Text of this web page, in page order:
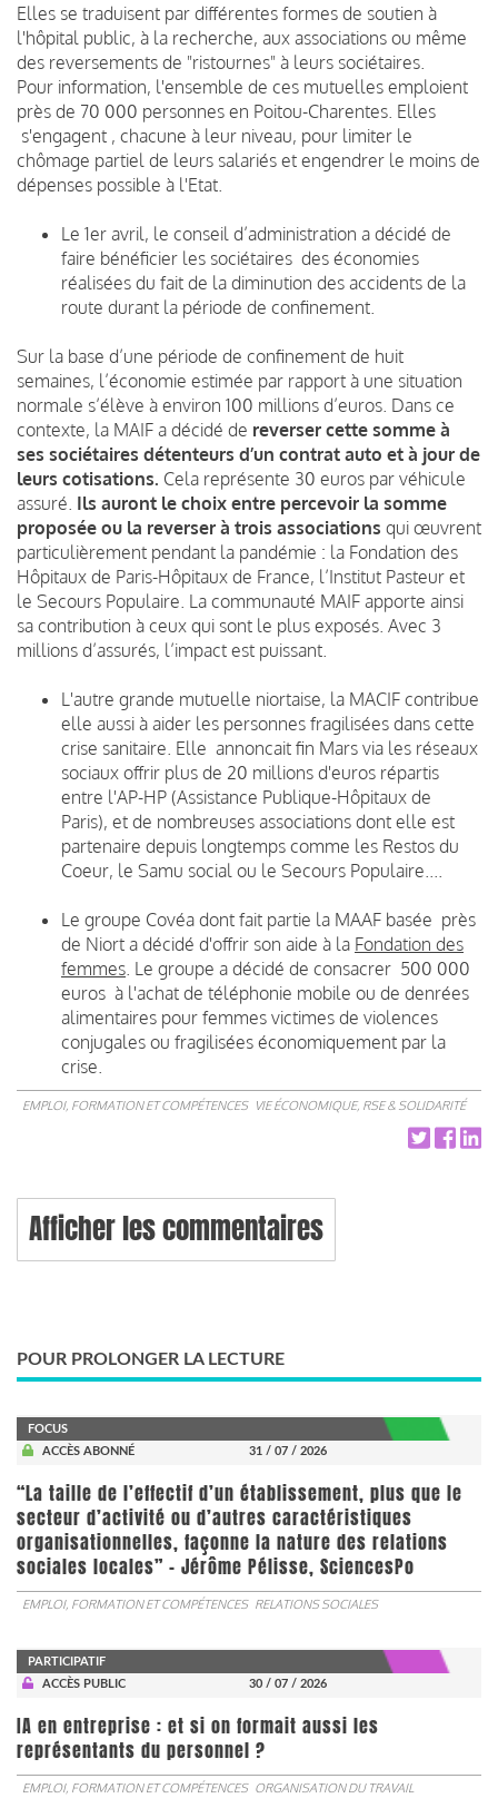
Elles se traduisent par différentes formes de soutien à
l'hôpital public, à la recherche, aux associations ou même
des reversements de "ristournes" à leurs sociétaires.
Pour information, l'ensemble de ces mutuelles emploient
près de 70 000 personnes en Poitou-Charentes. Elles
s'engagent , chacune à leur niveau, pour limiter le
chômage partiel de leurs salariés et engendrer le moins de
dépenses possible à l'Etat.
Le 1er avril, le conseil d’administration a décidé de
faire bénéficier les sociétaires des économies
réalisées du fait de la diminution des accidents de la
route durant la période de confinement.
Sur la base d’une période de confinement de huit
semaines, l’économie estimée par rapport à une situation
normale s’élève à environ 100 millions d’euros. Dans ce
contexte, la MAIF a décidé de reverser cette somme à
ses sociétaires détenteurs d’un contrat auto et à jour de
leurs cotisations. Cela représente 30 euros par véhicule
assuré. Ils auront le choix entre percevoir la somme
proposée ou la reverser à trois associations qui œuvrent
particulièrement pendant la pandémie : la Fondation des
Hôpitaux de Paris-Hôpitaux de France, l’Institut Pasteur et
le Secours Populaire. La communauté MAIF apporte ainsi
sa contribution à ceux qui sont le plus exposés. Avec 3
millions d’assurés, l’impact est puissant.
L'autre grande mutuelle niortaise, la MACIF contribue
elle aussi à aider les personnes fragilisées dans cette
crise sanitaire. Elle annoncait fin Mars via les réseaux
sociaux offrir plus de 20 millions d'euros répartis
entre l'AP-HP (Assistance Publique-Hôpitaux de
Paris), et de nombreuses associations dont elle est
partenaire depuis longtemps comme les Restos du
Coeur, le Samu social ou le Secours Populaire....
Le groupe Covéa dont fait partie la MAAF basée près
de Niort a décidé d'offrir son aide à la Fondation des
femmes . Le groupe a décidé de consacrer 500 000
euros à l'achat de téléphonie mobile ou de denrées
alimentaires pour femmes victimes de violences
conjugales ou fragilisées économiquement par la
crise.
EMPLOI, FORMATION ET COMPÉTENCES VIE ÉCONOMIQUE, RSE & SOLIDARITÉ
Afficher les commentaires
POUR PROLONGER LA LECTURE
FOCUS
ACCÈS ABONNÉ
31 / 07 / 2026
“La taille de l’effectif d’un établissement, plus que le
secteur d’activité ou d’autres caractéristiques
organisationnelles, façonne la nature des relations
sociales locales” - Jérôme Pélisse, SciencesPo
EMPLOI, FORMATION ET COMPÉTENCES RELATIONS SOCIALES
PARTICIPATIF
ACCÈS PUBLIC
30 / 07 / 2026
IA en entreprise : et si on formait aussi les
représentants du personnel ?
EMPLOI, FORMATION ET COMPÉTENCES ORGANISATION DU TRAVAIL